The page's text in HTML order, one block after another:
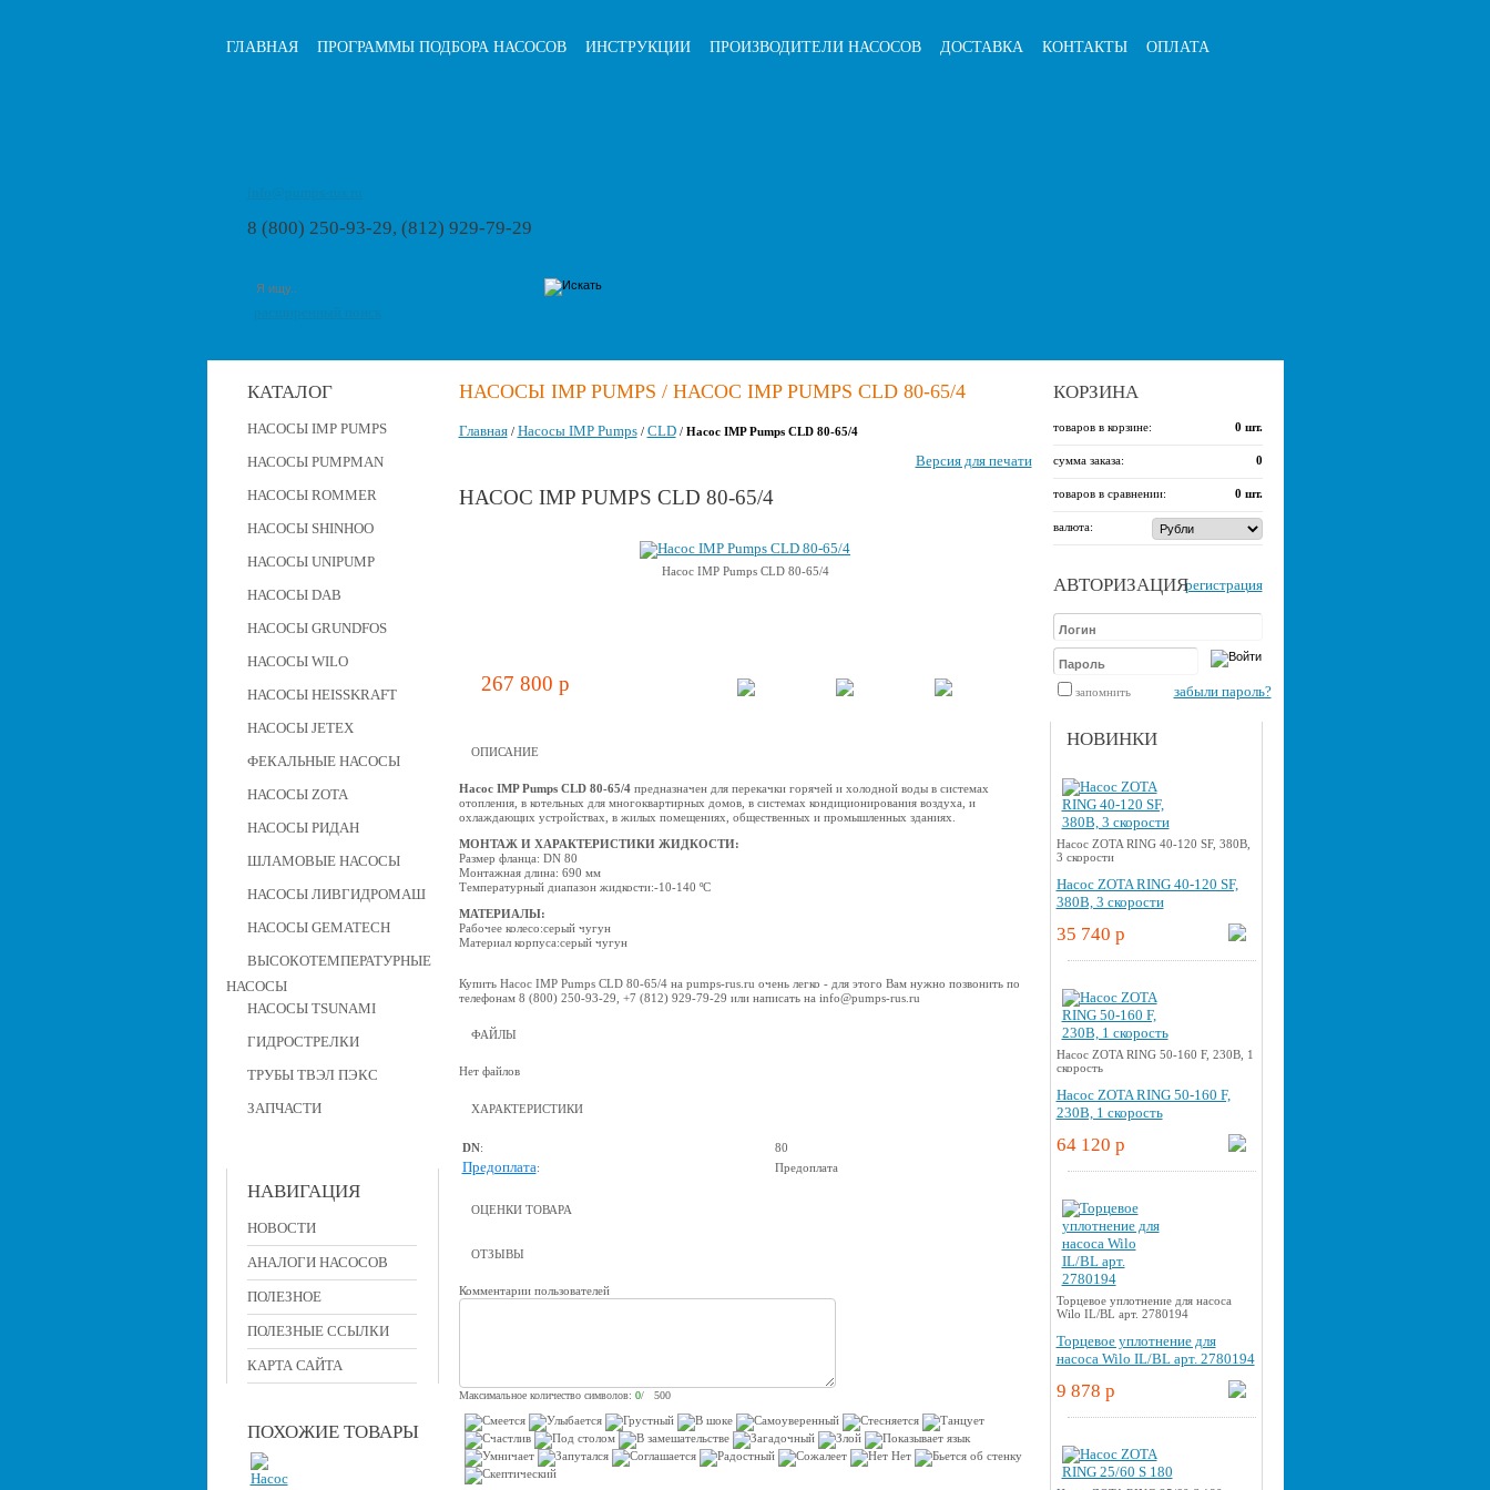
ГЛАВНАЯ ПРОГРАММЫ ПОДБОРА НАСОСОВ ИНСТРУКЦИИ ПРОИЗВОДИТЕЛИ НАСОСОВ ДОСТАВКА КОНТАКТЫ ОПЛАТА
8 (800) 250-93-29, (812) 929-79-29
КАТАЛОГ
НАСОСЫ IMP PUMPS
НАСОСЫ PUMPMAN
НАСОСЫ ROMMER
НАСОСЫ SHINHOO
НАСОСЫ UNIPUMP
НАСОСЫ DAB
НАСОСЫ GRUNDFOS
НАСОСЫ WILO
НАСОСЫ HEISSKRAFT
НАСОСЫ JETEX
ФЕКАЛЬНЫЕ НАСОСЫ
НАСОСЫ ZOTA
НАСОСЫ РИДАН
ШЛАМОВЫЕ НАСОСЫ
НАСОСЫ ЛИВГИДРОМАШ
НАСОСЫ GEMATECH
ВЫСОКОТЕМПЕРАТУРНЫЕ
НАСОСЫ
НАСОСЫ TSUNAMI
ГИДРОСТРЕЛКИ
ТРУБЫ ТВЭЛ ПЭКС
ЗАПЧАСТИ
НАВИГАЦИЯ
НОВОСТИ
АНАЛОГИ НАСОСОВ
ПОЛЕЗНОЕ
ПОЛЕЗНЫЕ ССЫЛКИ
КАРТА САЙТА
ПОХОЖИЕ ТОВАРЫ
КОРЗИНА
товаров в корзине: 0 шт.
сумма заказа: 0
товаров в сравнении: 0 шт.
валюта:
АВТОРИЗАЦИЯрегистрация
запомнить забыли пароль?
НОВИНКИ
Насос ZOTA RING 40-120 SF, 380В,
3 скорости
Насос ZOTA RING 40-120 SF,
380В, 3 скорости
35 740 p
Насос ZOTA RING 50-160 F, 230В, 1
скорость
Насос ZOTA RING 50-160 F,
230В, 1 скорость
64 120 p
Торцевое уплотнение для насоса
Wilo IL/BL арт. 2780194
Торцевое уплотнение для
насоса Wilo IL/BL арт. 2780194
9 878 p
НАСОСЫ IMP PUMPS / НАСОС IMP PUMPS CLD 80-65/4
Главная/ Насосы IMP Pumps/ CLD/ Насос IMP Pumps CLD 80-65/4
Версия для печати
НАСОС IMP PUMPS CLD 80-65/4
Насос IMP Pumps CLD 80-65/4
267 800 p
ОПИСАНИЕ
Насос IMP Pumps CLD 80-65/4предназначен для перекачки горячей и холодной воды в системах
отопления, в котельных для многоквартирных домов, в системах кондиционирования воздуха, и
охлаждающих устройствах, в жилых помещениях, общественных и промышленных зданиях.
МОНТАЖ И ХАРАКТЕРИСТИКИ ЖИДКОСТИ:
Размер фланца: DN 80
Монтажная длина: 690 мм
Температурный диапазон жидкости:-10-140 ºС
МАТЕРИАЛЫ:
Рабочее колесо:серый чугун
Материал корпуса:серый чугун
Купить Насос IMP Pumps CLD 80-65/4 на pumps-rus.ru очень легко - для этого Вам нужно позвонить по
телефонам 8 (800) 250-93-29, +7 (812) 929-79-29 или написать на info@pumps-rus.ru
ФАЙЛЫ
Нет файлов
ХАРАКТЕРИСТИКИ
DN: 80
Предоплата: Предоплата
ОЦЕНКИ ТОВАРА
ОТЗЫВЫ
Комментарии пользователей
Максимальное количество символов: 0/ 500